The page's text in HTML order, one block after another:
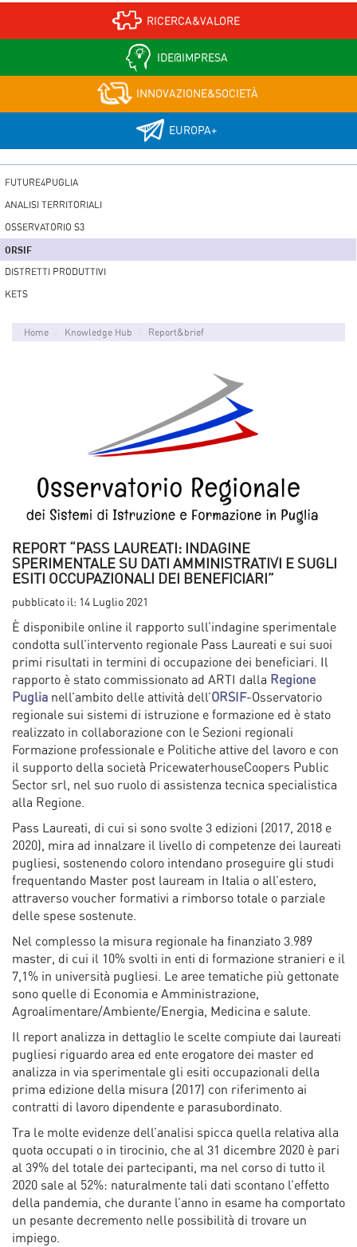
RICERCA&VALORE
IDE@IMPRESA
INNOVAZIONE&SOCIETÀ
EUROPA+
FUTURE4PUGLIA
ANALISI TERRITORIALI
OSSERVATORIO S3
ORSIF
DISTRETTI PRODUTTIVI
KETS
Home Knowledge Hub Report&brief
REPORT “PASS LAUREATI: INDAGINE
SPERIMENTALE SU DATI AMMINISTRATIVI E SUGLI
ESITI OCCUPAZIONALI DEI BENEFICIARI”
pubblicato il: 14 Luglio 2021
È disponibile online il rapporto sull’indagine sperimentale
condotta sull’intervento regionale Pass Laureati e sui suoi
primi risultati in termini di occupazione dei beneficiari. Il
rapporto è stato commissionato ad ARTI dalla Regione
Puglia nell’ambito delle attività dell’ORSIF-Osservatorio
regionale sui sistemi di istruzione e formazione ed è stato
realizzato in collaborazione con le Sezioni regionali
Formazione professionale e Politiche attive del lavoro e con
il supporto della società PricewaterhouseCoopers Public
Sector srl, nel suo ruolo di assistenza tecnica specialistica
alla Regione.
Pass Laureati, di cui si sono svolte 3 edizioni (2017, 2018 e
2020), mira ad innalzare il livello di competenze dei laureati
pugliesi, sostenendo coloro intendano proseguire gli studi
frequentando Master post lauream in Italia o all’estero,
attraverso voucher formativi a rimborso totale o parziale
delle spese sostenute.
Nel complesso la misura regionale ha finanziato 3.989
master, di cui il 10% svolti in enti di formazione stranieri e il
7,1% in università pugliesi. Le aree tematiche più gettonate
sono quelle di Economia e Amministrazione,
Agroalimentare/Ambiente/Energia, Medicina e salute.
Il report analizza in dettaglio le scelte compiute dai laureati
pugliesi riguardo area ed ente erogatore dei master ed
analizza in via sperimentale gli esiti occupazionali della
prima edizione della misura (2017) con riferimento ai
contratti di lavoro dipendente e parasubordinato.
Tra le molte evidenze dell’analisi spicca quella relativa alla
quota occupati o in tirocinio, che al 31 dicembre 2020 è pari
al 39% del totale dei partecipanti, ma nel corso di tutto il
2020 sale al 52%: naturalmente tali dati scontano l’effetto
della pandemia, che durante l’anno in esame ha comportato
un pesante decremento nelle possibilità di trovare un
impiego.